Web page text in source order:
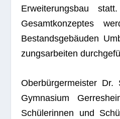
Erwei­te­rungs­bau
Gesamt­kon­zep­tes
Bestands­ge­bäu­den
zungs­ar­bei­ten
Ober­bür­ger­meis­ter Dr.
Gym­na­sium
Schü­le­rin­nen und